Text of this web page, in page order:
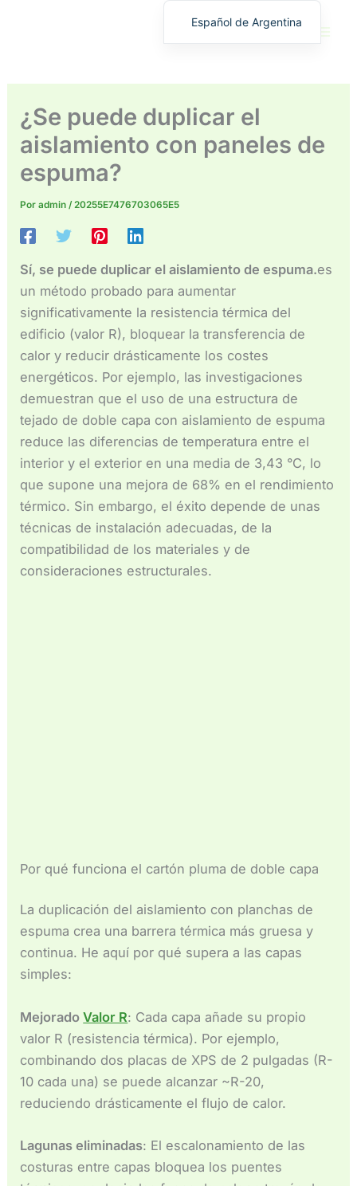
¿Se puede duplicar el
aislamiento con paneles de
espuma?
Poradmin/20255E7476703065E5
Sí, se puede duplicar el aislamiento de espuma.es
un método probado para aumentar
significativamente la resistencia térmica del
edificio (valor R), bloquear la transferencia de
calor y reducir drásticamente los costes
energéticos. Por ejemplo, las investigaciones
demuestran que el uso de una estructura de
tejado de doble capa con aislamiento de espuma
reduce las diferencias de temperatura entre el
interior y el exterior en una media de 3,43 °C, lo
que supone una mejora de 68% en el rendimiento
térmico. Sin embargo, el éxito depende de unas
técnicas de instalación adecuadas, de la
compatibilidad de los materiales y de
consideraciones estructurales.
Por qué funciona el cartón pluma de doble capa
La duplicación del aislamiento con planchas de
espuma crea una barrera térmica más gruesa y
continua. He aquí por qué supera a las capas
simples:
MejoradoValor R: Cada capa añade su propio
valor R (resistencia térmica). Por ejemplo,
combinando dos placas de XPS de 2 pulgadas (R-
10 cada una) se puede alcanzar ~R-20,
reduciendo drásticamente el flujo de calor.
Lagunas eliminadas: El escalonamiento de las
costuras entre capas bloquea los puentes
Español de Argentina
日本語
Español
Español de Costa Rica
Español de Perú
Español de Colombia
Español de Chile
Français du Canada
Français de Belgique